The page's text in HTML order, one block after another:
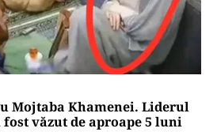
Mojtaba Khamenei. Liderul
văzut de aproape 5 luni